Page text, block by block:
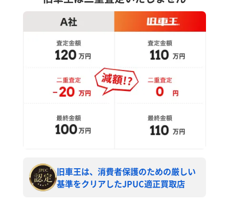
旧車王は、消費者保護のための厳しい
基準をクリアしたJPUC適正買取店